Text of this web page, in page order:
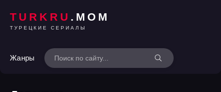
TURKRU .MOM
ТУРЕЦКИЕ СЕРИАЛЫ
Жанры